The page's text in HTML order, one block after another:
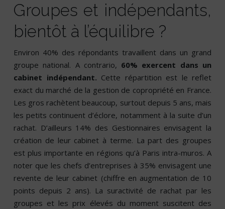
Groupes et indépendants,
bientôt à l’équilibre ?
Environ 40% des répondants travaillent dans un grand
groupe national. A contrario, 60% exercent dans un
cabinet indépendant. Cette répartition est le reflet
exact du marché de la gestion de copropriété en France.
Les gros rachètent beaucoup, surtout depuis 5 ans, mais
les petits continuent d’éclore, notamment à la suite d’un
rachat. D’ailleurs 14% des Gestionnaires envisagent la
création de leur cabinet à terme. La part des groupes
est plus importante en régions qu’à Paris intra-muros. A
noter que les chefs d’entreprises à 35% envisagent une
revente de leur cabinet (chiffre en augmentation de 10
points depuis 2 ans). La suractivité de rachat par les
groupes et les prix élevés du moment suscitent des